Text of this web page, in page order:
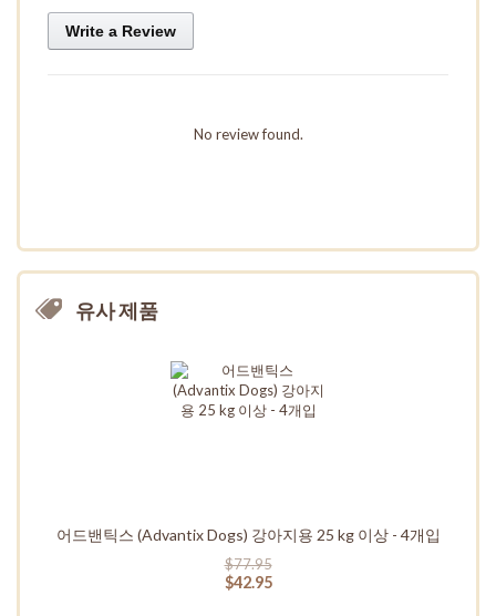
Write a Review
No review found.
유사 제품
어드밴틱스 (Advantix Dogs) 강아지용 25 kg 이상 - 4개입
$77.95
$42.95